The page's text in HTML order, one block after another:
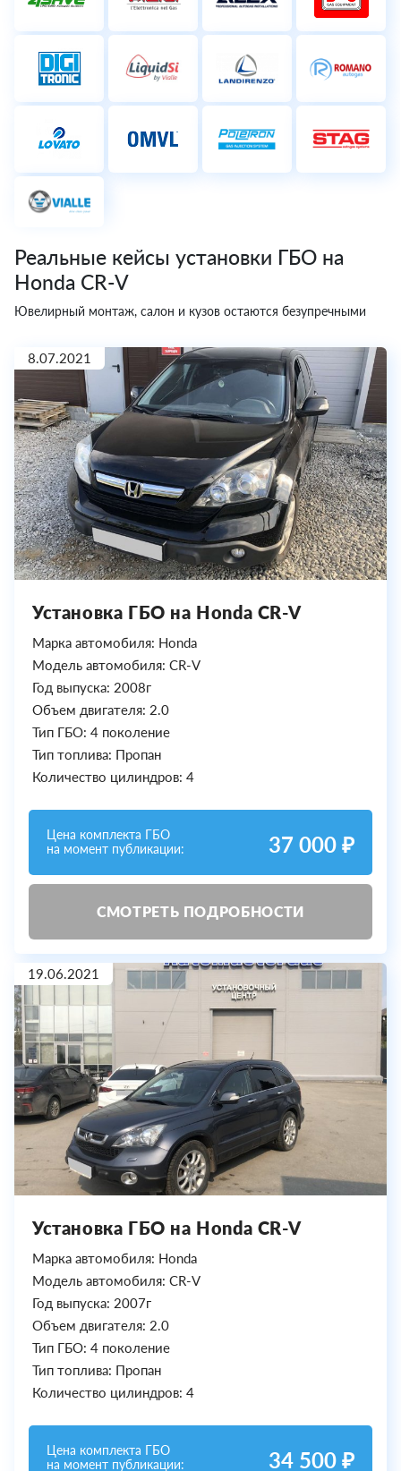
Реальные кейсы установки ГБО на
Honda CR-V
Ювелирный монтаж, салон и кузов остаются безупречными
8.07.2021
Установка ГБО на Honda CR-V
Марка автомобиля: Honda
Модель автомобиля: CR-V
Год выпуска: 2008г
Объем двигателя: 2.0
Тип ГБО: 4 поколение
Тип топлива: Пропан
Количество цилиндров: 4
Цена комплекта ГБО
на момент публикации:
37 000 ₽
СМОТРЕТЬ ПОДРОБНОСТИ
19.06.2021
Установка ГБО на Honda CR-V
Марка автомобиля: Honda
Модель автомобиля: CR-V
Год выпуска: 2007г
Объем двигателя: 2.0
Тип ГБО: 4 поколение
Тип топлива: Пропан
Количество цилиндров: 4
Цена комплекта ГБО
на момент публикации:
34 500 ₽